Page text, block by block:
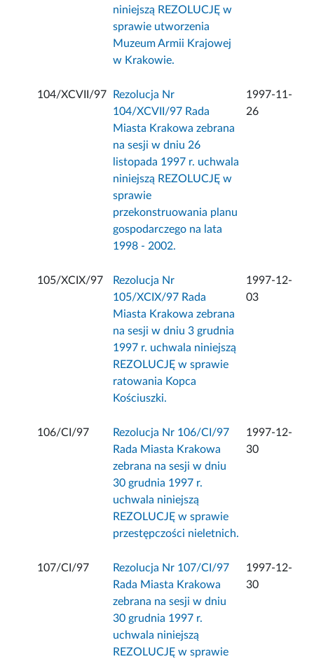
niniejszą REZOLUCJĘ w
sprawie utworzenia
Muzeum Armii Krajowej
w Krakowie.
104/XCVII/97
Rezolucja Nr
104/XCVII/97 Rada
Miasta Krakowa zebrana
na sesji w dniu 26
listopada 1997 r. uchwala
niniejszą REZOLUCJĘ w
sprawie
przekonstruowania planu
gospodarczego na lata
1998 - 2002.
1997-11-
26
105/XCIX/97
Rezolucja Nr
105/XCIX/97 Rada
Miasta Krakowa zebrana
na sesji w dniu 3 grudnia
1997 r. uchwala niniejszą
REZOLUCJĘ w sprawie
ratowania Kopca
Kościuszki.
1997-12-
03
106/CI/97
Rezolucja Nr 106/CI/97
Rada Miasta Krakowa
zebrana na sesji w dniu
30 grudnia 1997 r.
uchwala niniejszą
REZOLUCJĘ w sprawie
przestępczości nieletnich.
1997-12-
30
107/CI/97
Rezolucja Nr 107/CI/97
Rada Miasta Krakowa
zebrana na sesji w dniu
30 grudnia 1997 r.
uchwala niniejszą
REZOLUCJĘ w sprawie
1997-12-
30